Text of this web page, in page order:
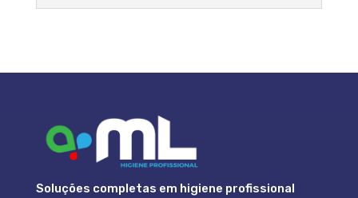
Soluções completas em higiene profissional